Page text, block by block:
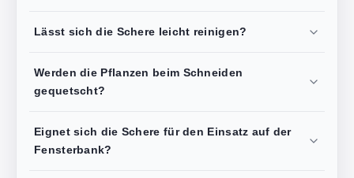
Lässt sich die Schere leicht reinigen?
Werden die Pflanzen beim Schneiden
gequetscht?
Eignet sich die Schere für den Einsatz auf der
Fensterbank?